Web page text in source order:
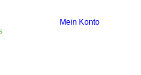
Mein Konto